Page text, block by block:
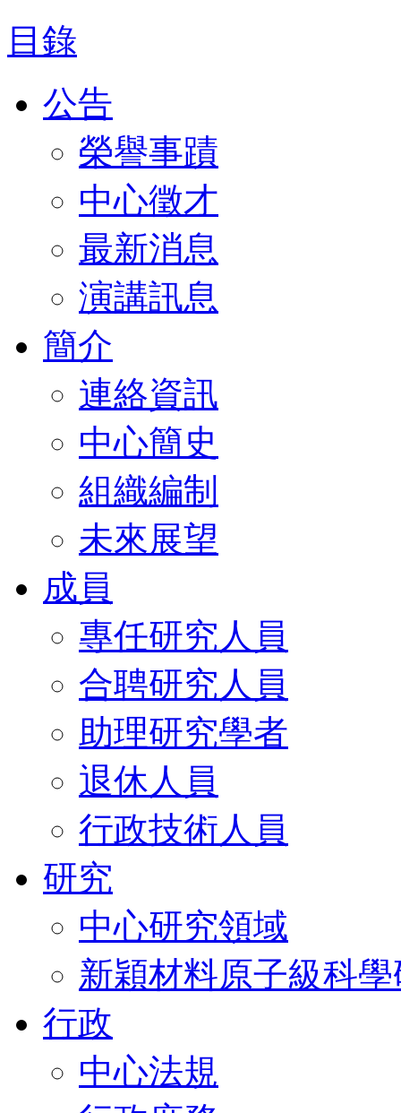
目錄
公告
榮譽事蹟
中心徵才
最新消息
演講訊息
簡介
連絡資訊
中心簡史
組織編制
未來展望
成員
專任研究人員
合聘研究人員
助理研究學者
退休人員
行政技術人員
研究
中心研究領域
新穎材料原子級科
行政
中心法規